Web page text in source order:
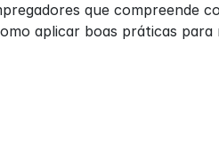
que compreende
aplicar boas práticas